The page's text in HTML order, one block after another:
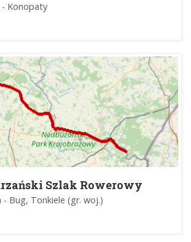
- Konopaty
Szlak Rowerowy
- Bug, Tonkiele (gr. woj.)